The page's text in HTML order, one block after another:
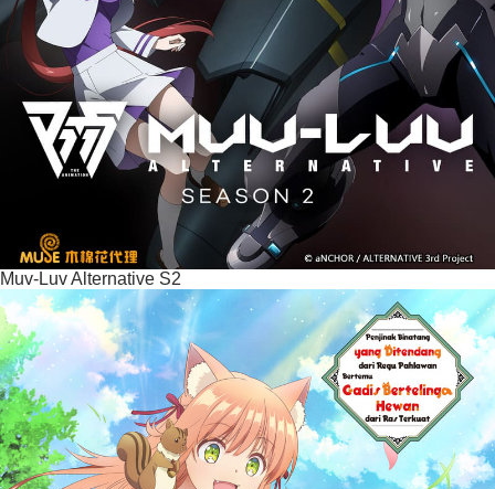
Muv-Luv Alternative S2